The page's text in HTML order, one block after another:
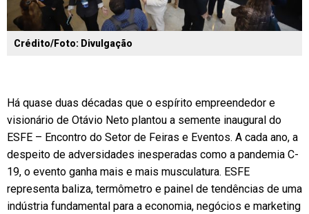
Crédito/Foto: Divulgação
Há quase duas décadas que o espírito empreendedor e
visionário de Otávio Neto plantou a semente inaugural do
ESFE – Encontro do Setor de Feiras e Eventos. A cada ano, a
despeito de adversidades inesperadas como a pandemia C-
19, o evento ganha mais e mais musculatura. ESFE
representa baliza, termômetro e painel de tendências de uma
indústria fundamental para a economia, negócios e marketing